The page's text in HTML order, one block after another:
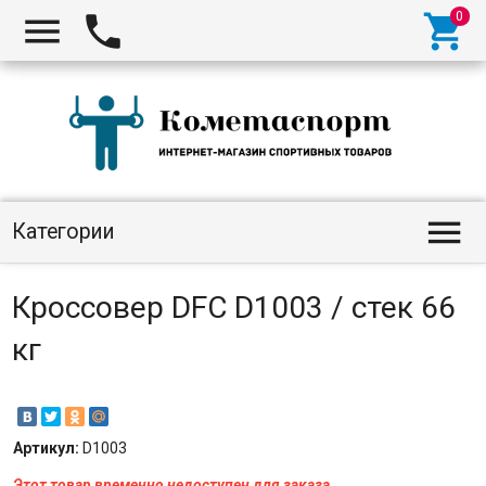
  
Категории 
Кроссовер DFC D1003 / стек 66
кг
Артикул: D1003